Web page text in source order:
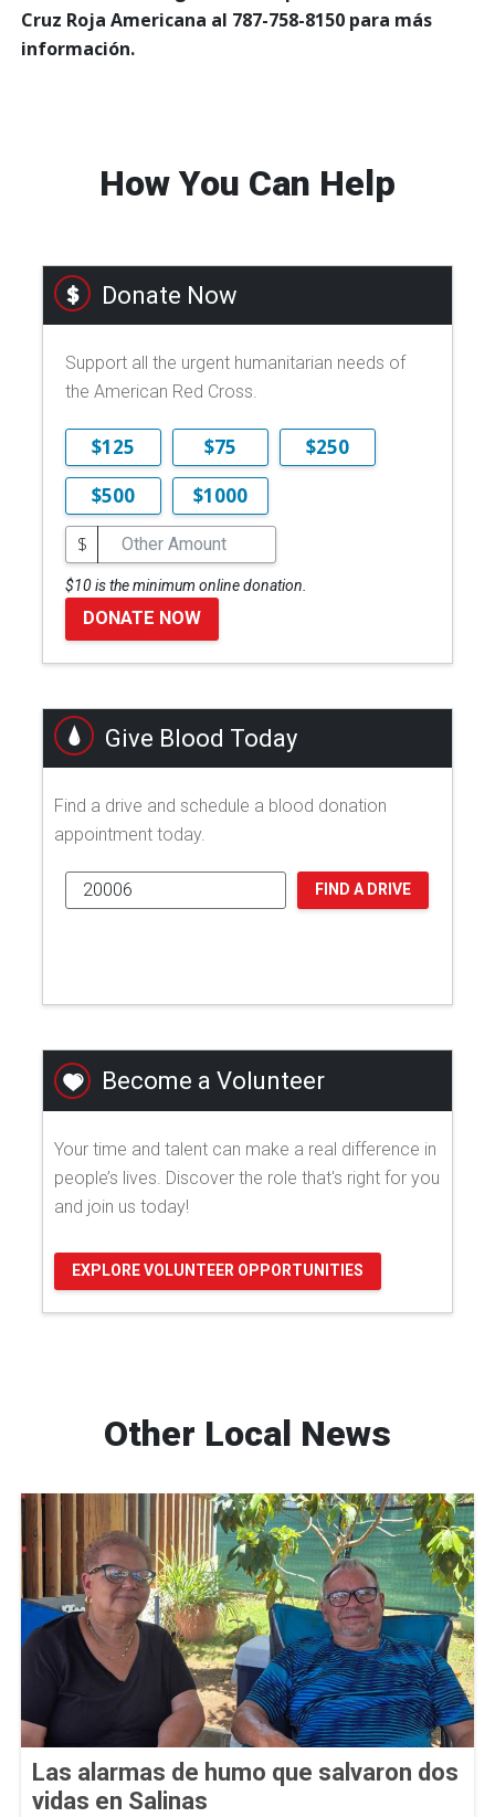
Cruz Roja Americana al 787-758-8150 para más
información.
How You Can Help
Donate Now
Support all the urgent humanitarian needs of
the American Red Cross.
$125 $75
$250
$500
$1000
$
$10 is the minimum online donation.
DONATE NOW
Give Blood Today
Find a drive and schedule a blood donation
appointment today.
FIND A DRIVE
Become a Volunteer
Your time and talent can make a real difference in
people’s lives. Discover the role that's right for you
and join us today!
EXPLORE VOLUNTEER OPPORTUNITIES
Other Local News
Las alarmas de humo que salvaron dos
vidas en Salinas